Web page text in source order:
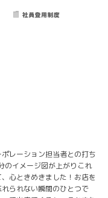
レーション担当者との打ち
のイメージ図が上がりこれ
心ときめきました！お店を
られない瞬間のひとつで